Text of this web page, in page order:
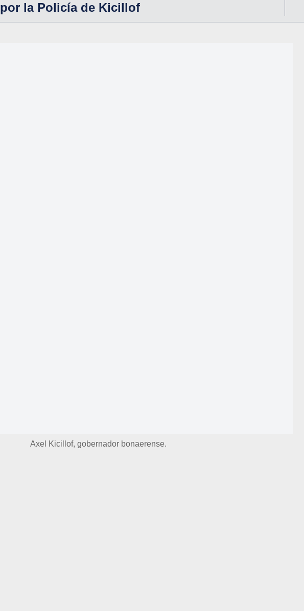
por la Policía de Kicillof
Axel Kicillof, gobernador bonaerense.